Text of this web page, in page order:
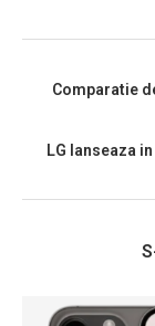
Comparatie
LG lanseaza